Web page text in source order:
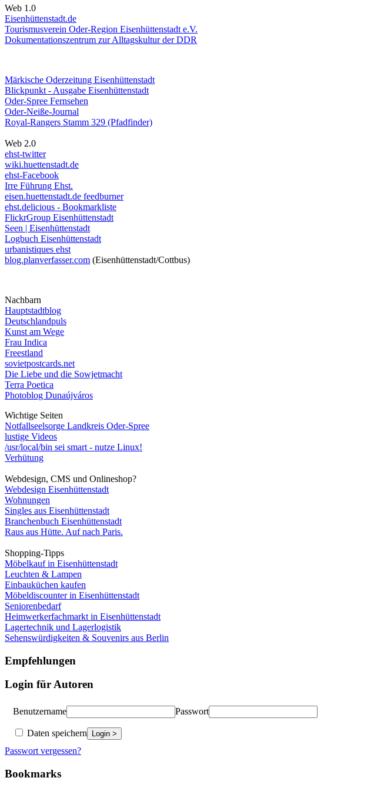
Web 1.0
Eisenhüttenstadt.de
Tourismusverein Oder-Region Eisenhüttenstadt e.V.
Dokumentationszentrum zur Alltagskultur der DDR
Märkische Oderzeitung Eisenhüttenstadt
Blickpunkt - Ausgabe Eisenhüttenstadt
Oder-Spree Fernsehen
Oder-Neiße-Journal
Royal-Rangers Stamm 329 (Pfadfinder)
Web 2.0
ehst-twitter
wiki.huettenstadt.de
ehst-Facebook
Irre Führung Ehst.
eisen.huettenstadt.de feedburner
ehst.delicious - Bookmarkliste
FlickrGroup Eisenhüttenstadt
Seen | Eisenhüttenstadt
Logbuch Eisenhüttenstadt
urbanistiques ehst
blog.planverfasser.com (Eisenhüttenstadt/Cottbus)
Nachbarn
Hauptstadtblog
Deutschlandpuls
Kunst am Wege
Frau Indica
Freestland
sovietpostcards.net
Die Liebe und die Sowjetmacht
Terra Poetica
Photoblog Dunaújváros
Wichtige Seiten
Notfallseelsorge Landkreis Oder-Spree
lustige Videos
/usr/local/bin sei smart - nutze Linux!
Verhütung
Webdesign, CMS und Onlineshop?
Webdesign Eisenhüttenstadt
Wohnungen
Singles aus Eisenhüttenstadt
Branchenbuch Eisenhüttenstadt
Raus aus Hütte. Auf nach Paris.
Shopping-Tipps
Möbelkauf in Eisenhüttenstadt
Leuchten & Lampen
Einbauküchen kaufen
Möbeldiscounter in Eisenhüttenstadt
Seniorenbedarf
Heimwerkerfachmarkt in Eisenhüttenstadt
Lagertechnik und Lagerlogistik
Sehenswürdigkeiten & Souvenirs aus Berlin
Empfehlungen
Login für Autoren
Benutzername Passwort
Daten speichern
Passwort vergessen?
Bookmarks